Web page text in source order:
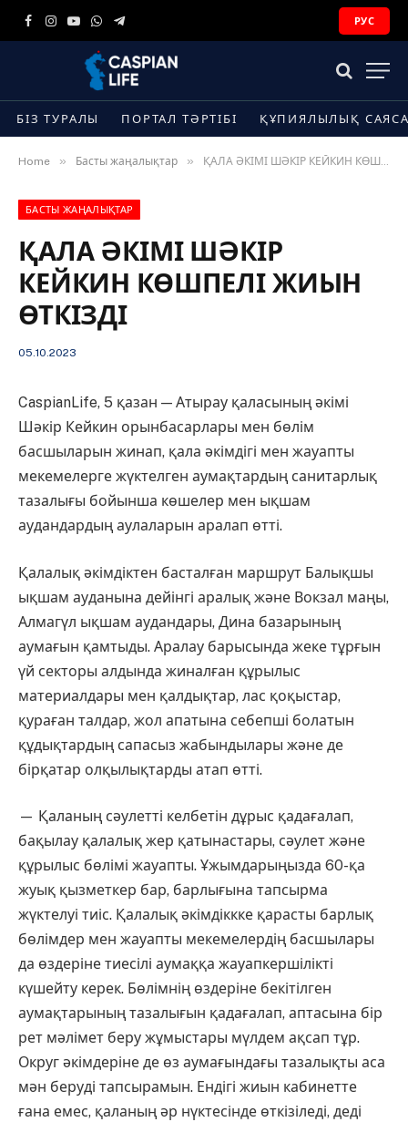
Facebook
Instagram
YouTube
WhatsApp
Telegram
РУС
БІЗ ТУРАЛЫ ПОРТАЛ ТӘРТІБІ ҚҰПИЯЛЫЛЫҚ
Home » Басты жаңалықтар » ҚАЛА ӘКІМІ ШӘКІР КЕЙКИН КӨШПЕЛІ ЖИЫН ӨТКІЗДІ
БАСТЫ ЖАҢАЛЫҚТАР
ҚАЛА ӘКІМІ ШӘКІР
КЕЙКИН КӨШПЕЛІ ЖИЫН
ӨТКІЗДІ
05.10.2023
CaspianLife, 5 қазан — Атырау қаласының әкімі
Шәкір Кейкин орынбасарлары мен бөлім
басшыларын жинап, қала әкімдігі мен жауапты
мекемелерге жүктелген аумақтардың санитарлық
тазалығы бойынша көшелер мен ықшам
аудандардың аулаларын аралап өтті.
Қалалық әкімдіктен басталған маршрут Балықшы
ықшам ауданына дейінгі аралық және Вокзал маңы,
Алмагүл ықшам аудандары, Дина базарының
аумағын қамтыды. Аралау барысында жеке тұрғын
үй секторы алдында жиналған құрылыс
материалдары мен қалдықтар, лас қоқыстар,
қураған талдар, жол апатына себепші болатын
құдықтардың сапасыз жабындылары және де
бірқатар олқылықтарды атап өтті.
— Қаланың сәулетті келбетін дұрыс қадағалап,
бақылау қалалық жер қатынастары, сәулет және
құрылыс бөлімі жауапты. Ұжымдарыңызда 60-қа
жуық қызметкер бар, барлығына тапсырма
жүктелуі тиіс. Қалалық әкімдіккке қарасты барлық
бөлімдер мен жауапты мекемелердің басшылары
да өздеріне тиесілі аумаққа жауапкершілікті
күшейту керек. Бөлімнің өздеріне бекітілген
аумақтарының тазалығын қадағалап, аптасына бір
рет мәлімет беру жұмыстары мүлдем ақсап тұр.
Округ әкімдеріне де өз аумағындағы тазалықты аса
мән беруді тапсырамын. Ендігі жиын кабинетте
ғана емес, қаланың әр нүктесінде өткізіледі, деді